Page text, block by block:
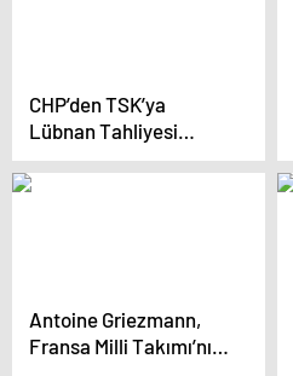
CHP’den TSK’ya
Lübnan Tahliyesi
Önemi Vurgusu
Antoine Griezmann,
Fransa Milli Takımı’nı